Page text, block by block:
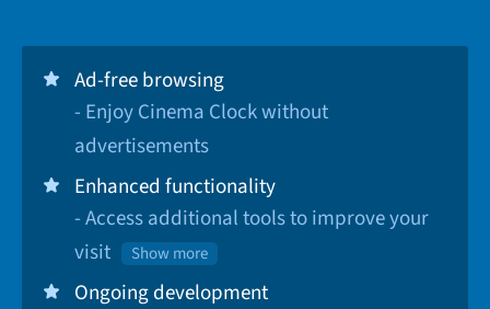
Ad-free browsing
- Enjoy Cinema Clock without
advertisements
Enhanced functionality
- Access additional tools to improve your
visit
Show more
Ongoing development